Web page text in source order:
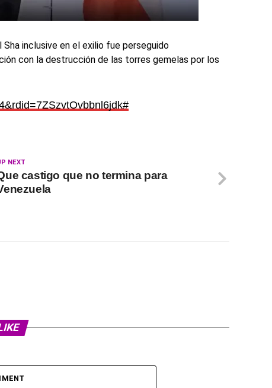
Sha inclusive en el exilio fue perseguido
con la destrucción de las torres gemelas por los
NEXT
castigo que no termina para